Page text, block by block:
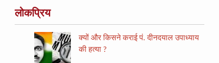
लोकप्रिय
क्यों और किसने कराई पं. दीनदयाल उपाध्याय
की हत्या ?